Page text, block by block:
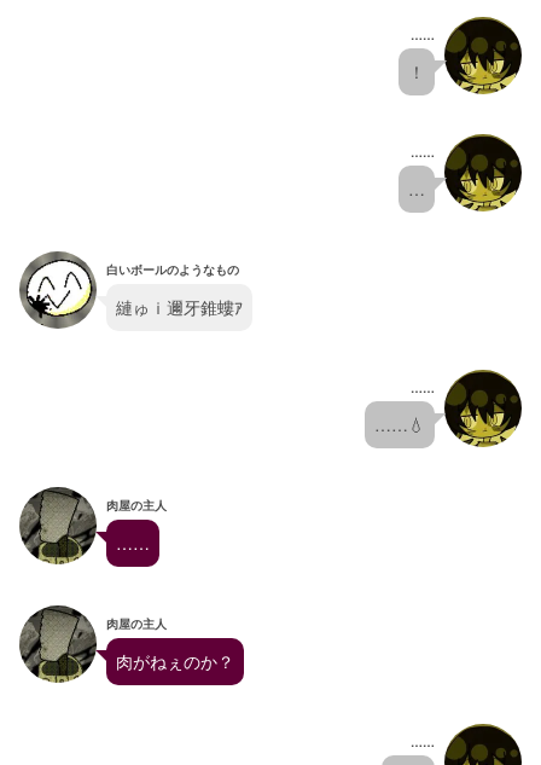
……
！
……
…
白いボールのようなもの
縺ゅｉ邇牙錐螻ｱ
……
……💧
肉屋の主人
……
肉屋の主人
肉がねぇのか？
……